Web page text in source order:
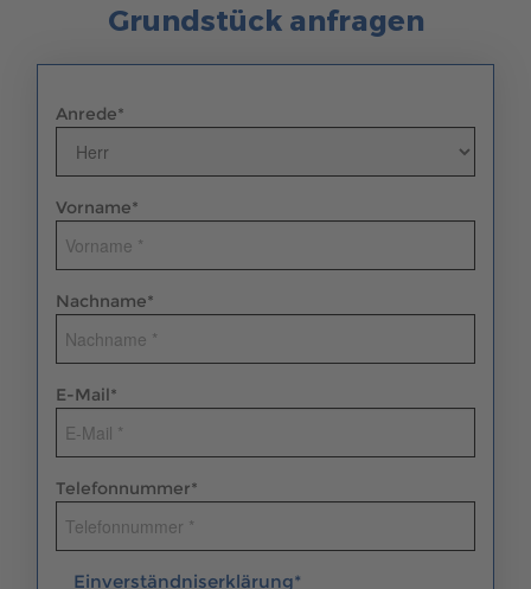
Grundstück anfragen
Anrede*
Vorname*
Nachname*
E-Mail*
Telefonnummer*
Einverständniserklärung*